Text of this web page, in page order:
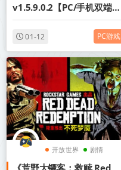
v1.5.9.0.2【PC/手机双端】
丨中文版网盘下载
01-12 PC游戏
开放世界 剧情
《荒野大镖客：救赎 Red